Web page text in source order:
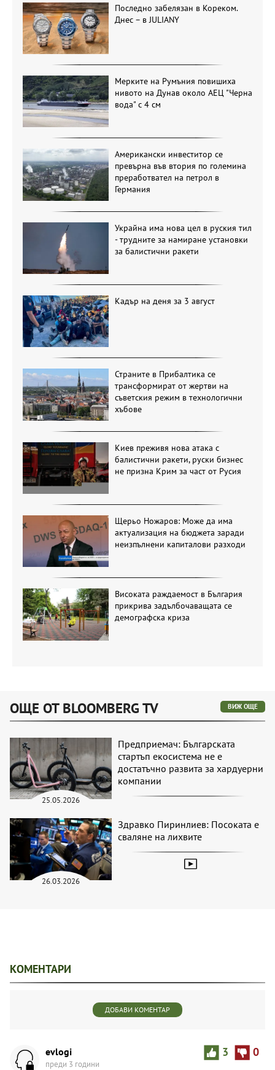
Последно забелязан в Кореком.
Днес – в JULIANY
Мерките на Румъния повишиха
нивото на Дунав около АЕЦ "Черна
вода" с 4 см
Американски инвеститор се
превърна във втория по големина
преработвател на петрол в
Германия
Украйна има нова цел в руския тил
- трудните за намиране установки
за балистични ракети
Кадър на деня за 3 август
Страните в Прибалтика се
трансформират от жертви на
съветския режим в технологични
хъбове
Киев преживя нова атака с
балистични ракети, руски бизнес
не призна Крим за част от Русия
Щерьо Ножаров: Може да има
актуализация на бюджета заради
неизпълнени капиталови разходи
Високата раждаемост в България
прикрива задълбочаващата се
демографска криза
ОЩЕ ОТ BLOOMBERG TV ВИЖ ОЩЕ
25.05.2026
Предприемач: Българската
стартъп екосистема не е
достатъчно развита за хардуерни
компании
26.03.2026
Здравко Пиринлиев: Посоката е
сваляне на лихвите
КОМЕНТАРИ
ДОБАВИ КОМЕНТАР
3 0
evlogi
преди 3 години